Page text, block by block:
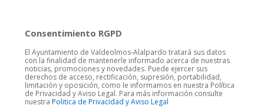
Consentimiento RGPD
El Ayuntamiento de Valdeolmos-Alalpardo tratará sus datos
con la finalidad de mantenerle informado acerca de nuestras
noticias, promociones y novedades. Puede ejercer sus
derechos de acceso, rectificación, supresión, portabilidad,
limitación y oposición, como le informamos en nuestra Política
de Privacidad y Aviso Legal. Para más información consulte
nuestra Politica de Privacidad y Aviso Legal